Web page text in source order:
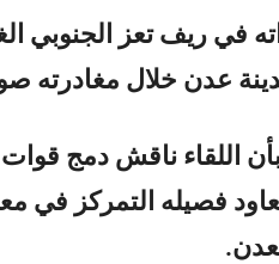
في ريف تعز الجنوبي
عدن خلال مغادرته
اللقاء ناقش دمج
فصيله التمركز في